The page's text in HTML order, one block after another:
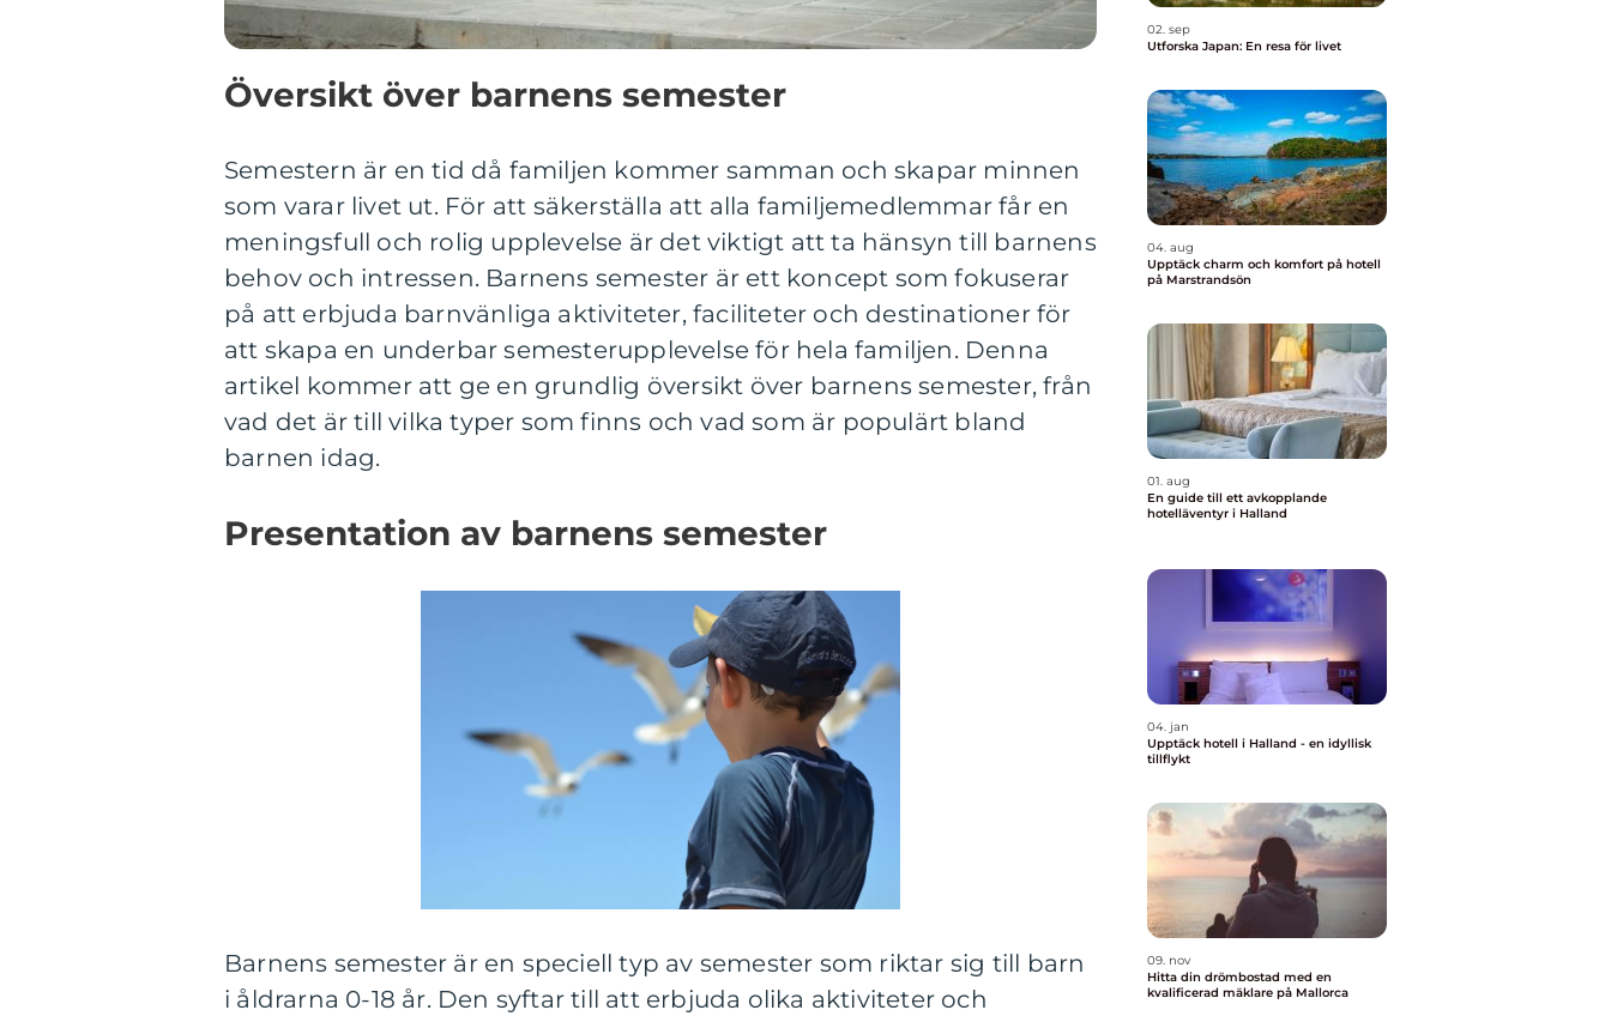
Översikt över barnens semester
Semestern är en tid då familjen kommer samman och skapar minnen
som varar livet ut. För att säkerställa att alla familjemedlemmar får en
meningsfull och rolig upplevelse är det viktigt att ta hänsyn till barnens
behov och intressen. Barnens semester är ett koncept som fokuserar
på att erbjuda barnvänliga aktiviteter, faciliteter och destinationer för
att skapa en underbar semesterupplevelse för hela familjen. Denna
artikel kommer att ge en grundlig översikt över barnens semester, från
vad det är till vilka typer som finns och vad som är populärt bland
barnen idag.
Presentation av barnens semester
Barnens semester är en speciell typ av semester som riktar sig till barn
i åldrarna 0-18 år. Den syftar till att erbjuda olika aktiviteter och
02. sep
Utforska Japan: En resa för livet
04. aug
Upptäck charm och komfort på hotell
på Marstrandsön
01. aug
En guide till ett avkopplande
hotelläventyr i Halland
04. jan
Upptäck hotell i Halland - en idyllisk
tillflykt
09. nov
Hitta din drömbostad med en
kvalificerad mäklare på Mallorca